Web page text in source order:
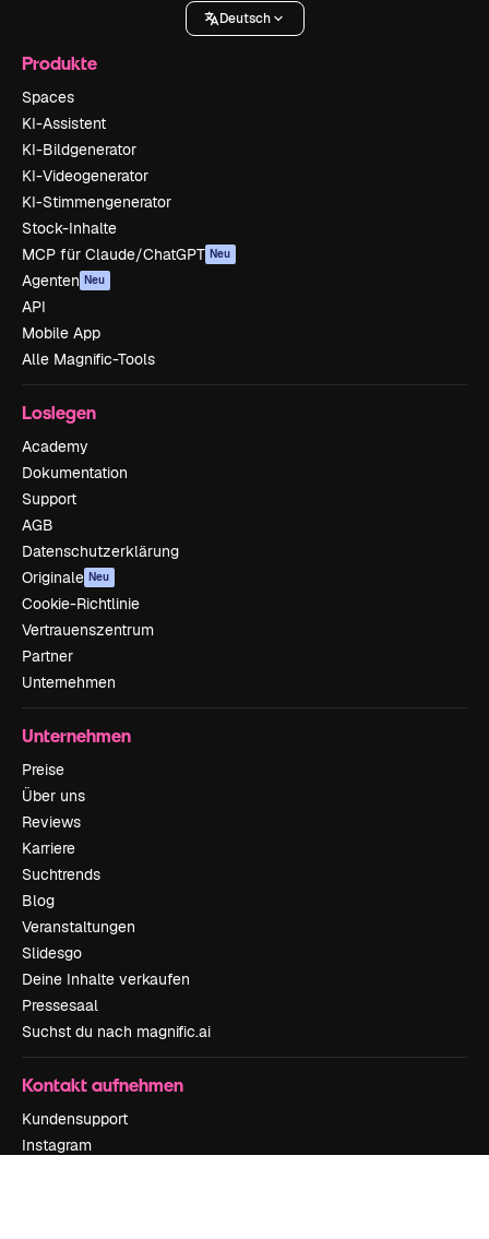
Deutsch
Produkte
Spaces
KI-Assistent
KI-Bildgenerator
KI-Videogenerator
KI-Stimmengenerator
Stock-Inhalte
MCP für Claude/ChatGPT Neu
Agenten Neu
API
Mobile App
Alle Magnific-Tools
Loslegen
Academy
Dokumentation
Support
AGB
Datenschutzerklärung
Originale Neu
Cookie-Richtlinie
Vertrauenszentrum
Partner
Unternehmen
Unternehmen
Preise
Über uns
Reviews
Karriere
Suchtrends
Blog
Veranstaltungen
Slidesgo
Deine Inhalte verkaufen
Pressesaal
Suchst du nach magnific.ai
Kontakt aufnehmen
Kundensupport
Instagram